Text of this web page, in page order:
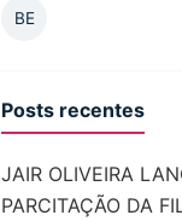
BE
Posts recentes
JAIR OLIVEIRA
PARCITAÇÃO DA